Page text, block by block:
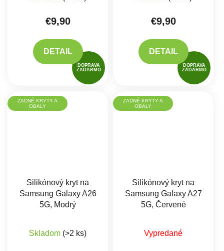
DOPRAVA
ZADARMO
€9,90
DETAIL
DOPRAVA
ZADARMO
€9,90
DETAIL
ZADNÉ KRYTY A
OBALY
Silikónový kryt na
Samsung Galaxy A26
5G, Modrý
Skladom (>2 ks)
ZADNÉ KRYTY A
OBALY
Silikónový kryt na
Samsung Galaxy A27
5G, Červené
Vypredané